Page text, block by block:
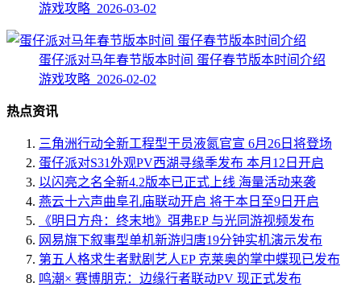
游戏攻略 2026-03-02
蛋仔派对马年春节版本时间 蛋仔春节版本时间介绍
游戏攻略 2026-02-02
热点资讯
三角洲行动全新工程型干员液氮官宣 6月26日将登场
蛋仔派对S31外观PV西湖寻缘季发布 本月12日开启
以闪亮之名全新4.2版本已正式上线 海量活动来袭
燕云十六声曲阜孔庙联动开启 将于本日至9日开启
《明日方舟：终末地》弭弗EP 与光同游视频发布
网易旗下叙事型单机新游归唐19分钟实机演示发布
第五人格求生者默剧艺人EP 克莱奥的掌中蝶现已发布
鸣潮× 赛博朋克：边缘行者联动PV 现正式发布